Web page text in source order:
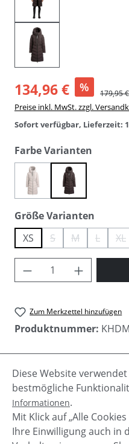
134,96 € % 179,95 €
Preise inkl. MwSt. zzgl.
Sofort verfügbar, Lieferzeit:
Farbe Varianten
dus-bei
(Diese Option ist zurzeit
mod-plu
Größe Varianten
XS
S(Diese Option ist
M(Diese Option
L(DieseXL
Produkt Anzahl:
Zum Merkzettel hinzufügen
Produktnummer:
Beschreibung
Herrlich warmer Damen
Khujo dank hoch
interessanter
Diese Website
bestmögliche
Informationen.
Mit Klick auf „Alle
Ihre Einwilligung auch in